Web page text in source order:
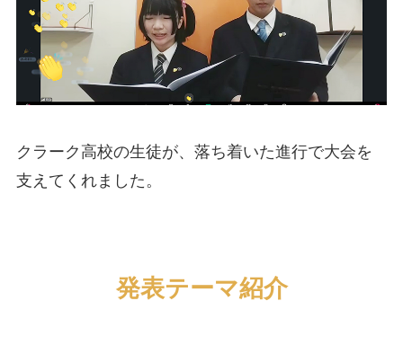
クラーク高校の生徒が、落ち着いた進行で大会を
支えてくれました。
発表テーマ紹介